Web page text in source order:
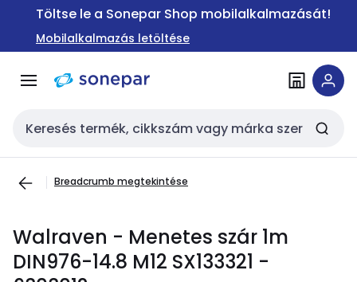
Ugrás a
Ugrás a
tartalomra
Töltse le a Sonepar Shop mobilalkalmazását!
Mobilalkalmazás letöltése
Keresési bemenet
Breadcrumb megtekintése
Walraven - Menetes szár 1m
DIN976-14.8 M12 SX133321 -